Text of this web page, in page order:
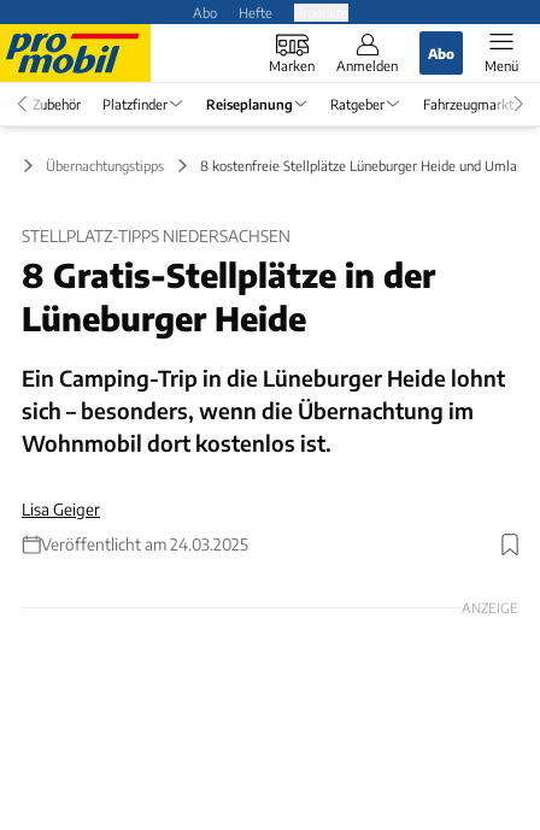
Abo Hefte
Marken Anmelden
Abo
Menü
Zubehör Platzfinder Reiseplanung Ratgeber Fahrzeugmarkt
Übernachtungstipps 8 kostenfreie Stellplätze Lüneburger Heide und Umland
STELLPLATZ-TIPPS NIEDERSACHSEN
8 Gratis-Stellplätze in der
Lüneburger Heide
Ein Camping-Trip in die Lüneburger Heide lohnt
sich – besonders, wenn die Übernachtung im
Wohnmobil dort kostenlos ist.
Lisa Geiger
Veröffentlicht am 24.03.2025
Foto: weber.stricker@gmail.com
ANZEIGE